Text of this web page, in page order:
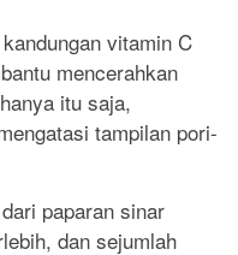
vitamin C
mencerahkan
itu saja,
tampilan pori-
paparan sinar
dan sejumlah